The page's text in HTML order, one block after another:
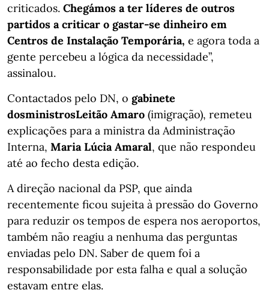
criticados. Chegámos a ter líderes de outros
partidos a criticar o gastar-se dinheiro em
Centros de Instalação Temporária, e agora toda a
gente percebeu a lógica da necessidade”,
assinalou.
Contactados pelo DN, o gabinete
dosministrosLeitão Amaro (imigração), remeteu
explicações para a ministra da Administração
Interna, Maria Lúcia Amaral, que não respondeu
até ao fecho desta edição.
A direção nacional da PSP, que ainda
recentemente ficou sujeita à pressão do Governo
para reduzir os tempos de espera nos aeroportos,
também não reagiu a nenhuma das perguntas
enviadas pelo DN. Saber de quem foi a
responsabilidade por esta falha e qual a solução
estavam entre elas.